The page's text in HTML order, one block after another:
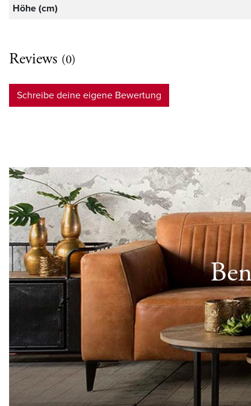
Höhe (cm)
Reviews (0)
Schreibe deine eigene Bewertung